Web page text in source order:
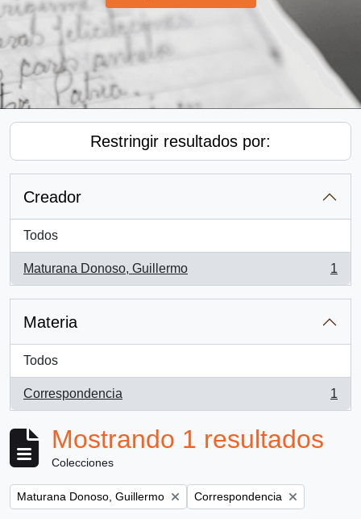
Restringir resultados por:
Creador
Todos
Maturana Donoso, Guillermo
, 1 resultados
1
Materia
Todos
Correspondencia
, 1 resultados
1
Mostrando 1 resultados
Colecciones
Remove filter:
Maturana Donoso, Guillermo Remove filter:
Correspondencia